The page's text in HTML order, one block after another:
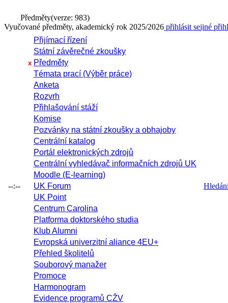
Předměty(verze: 983)
Vyučované předměty, akademický rok 2025/2026 přihlásit sejiné
--:--
Přijímací řízení
Státní závěrečné zkoušky
x Předměty
Témata prací (Výběr práce)
Anketa
Rozvrh
Přihlašování stáží
Komise
Pozvánky na státní zkoušky a obhajoby
Centrální katalog
Portál elektronických zdrojů
Centrální vyhledávač informačních zdrojů UK
Moodle (E-learning)
UK Forum
UK Point
Centrum Carolina
Platforma doktorského studia
Klub Alumni
Evropská univerzitní aliance 4EU+
Přehled školitelů
Souborový manažer
Promoce
Harmonogram
Evidence programů CŽV